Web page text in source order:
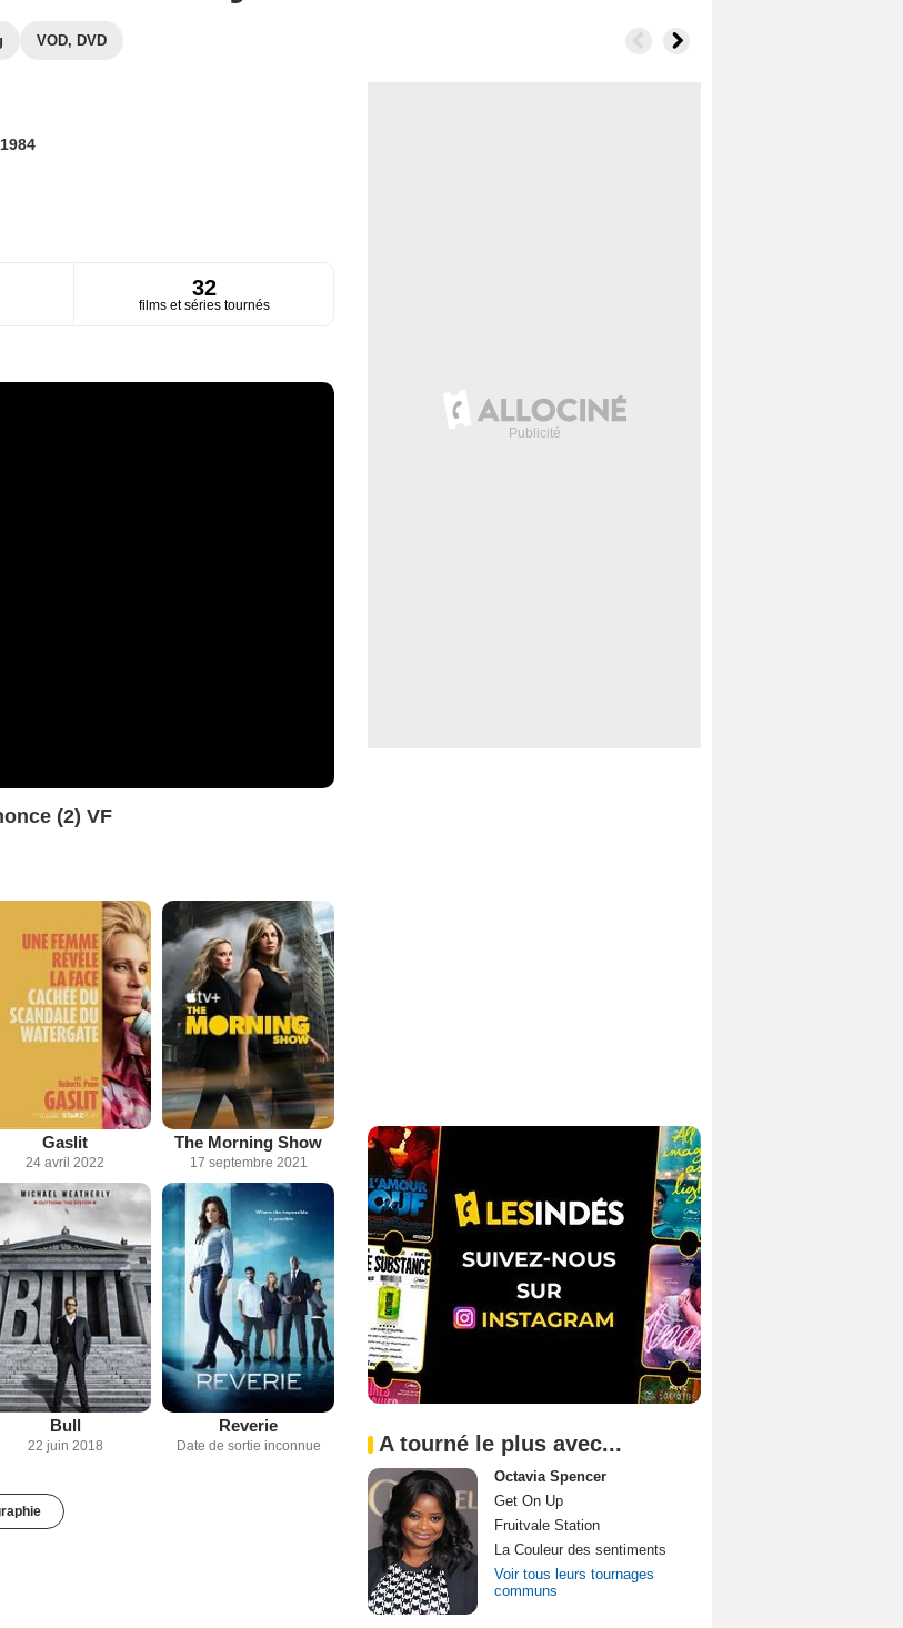
VOD, DVD
32
films et séries tournés
(2) VF
Gaslit
24 avril 2022
The Morning Show
17 septembre 2021
Bull
22 juin 2018
Reverie
Date de sortie inconnue A tourné le plus avec...
Octavia Spencer
Get On Up
Fruitvale Station
La Couleur des sentiments
Voir tous leurs tournages
communs